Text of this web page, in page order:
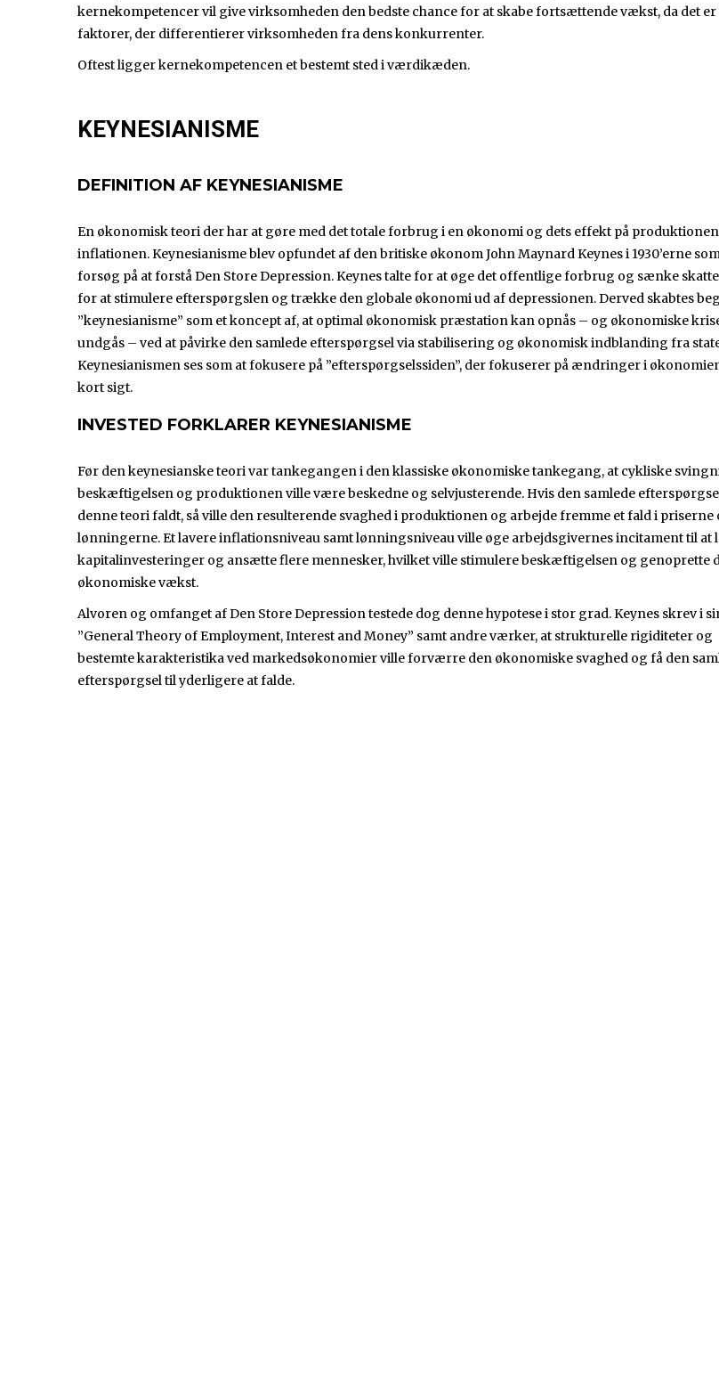
kernekompetencer vil give virksomheden den bedste chance for at skabe fortsættende vækst, da det er
faktorer, der differentierer virksomheden fra dens konkurrenter.
Oftest ligger kernekompetencen et bestemt sted i værdikæden.
KEYNESIANISME
DEFINITION AF KEYNESIANISME
En økonomisk teori der har at gøre med det totale forbrug i en økonomi og dets effekt på
inflationen. Keynesianisme blev opfundet af den britiske økonom John Maynard Keynes i 1930’erne
forsøg på at forstå Den Store Depression. Keynes talte for at øge det offentlige forbrug og sænke
for at stimulere efterspørgslen og trække den globale økonomi ud af depressionen. Derved skabtes
”keynesianisme” som et koncept af, at optimal økonomisk præstation kan opnås – og økonomiske
undgås – ved at påvirke den samlede efterspørgsel via stabilisering og økonomisk indblanding fra
Keynesianismen ses som at fokusere på ”efterspørgselssiden”, der fokuserer på ændringer i
kort sigt.
INVESTED FORKLARER KEYNESIANISME
Før den keynesianske teori var tankegangen i den klassiske økonomiske tankegang, at cykliske
beskæftigelsen og produktionen ville være beskedne og selvjusterende. Hvis den samlede
denne teori faldt, så ville den resulterende svaghed i produktionen og arbejde fremme et fald i priserne
lønningerne. Et lavere inflationsniveau samt lønningsniveau ville øge arbejdsgivernes incitament til at
kapitalinvesteringer og ansætte flere mennesker, hvilket ville stimulere beskæftigelsen og genoprette
økonomiske vækst.
Alvoren og omfanget af Den Store Depression testede dog denne hypotese i stor grad. Keynes skrev i
”General Theory of Employment, Interest and Money” samt andre værker, at strukturelle rigiditeter og
bestemte karakteristika ved markedsøkonomier ville forværre den økonomiske svaghed og få den
efterspørgsel til yderligere at falde.